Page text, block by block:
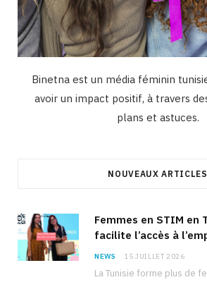
Binetna est un média féminin
avoir un impact positif, à travers
plans et astuces.
NOUVEAUX ARTICLES
Femmes en STIM en
facilite l’accès à
NEWS 15 JUILLET 2026